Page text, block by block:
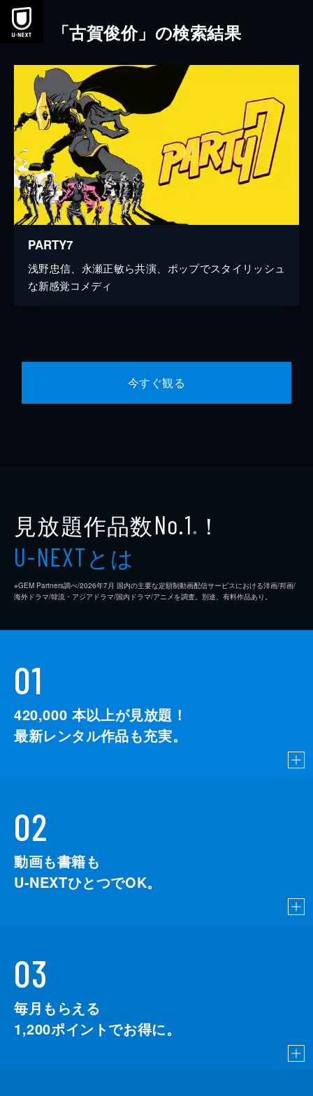
本文へスキップ
「古賀俊价」の検索結果
PARTY7
浅野忠信、永瀬正敏ら共演、ポップでスタイリッシュ
な新感覚コメディ
今すぐ観る
見放題作品数No.1 ※ ！
U-NEXTとは
※GEM Partners調べ/2026年7⽉ 国内の主要な定額制動画配信サービスにおける洋画/邦画/
海外ドラマ/韓流・アジアドラマ/国内ドラマ/アニメを調査。別途、有料作品あり。
01
420,000 本以上が見放題！
最新レンタル作品も充実。
02
動画も書籍も
U-NEXTひとつでOK。
03
毎月もらえる
1,200ポイントでお得に。